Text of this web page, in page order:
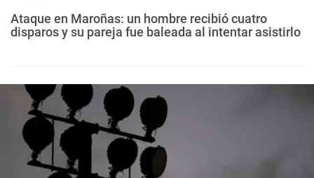
Ataque en Maroñas: un hombre recibió cuatro
disparos y su pareja fue baleada al intentar asistirlo